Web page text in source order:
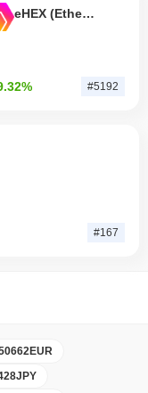
eHEX (Ethereum)
#5192
#167
EUR
JPY